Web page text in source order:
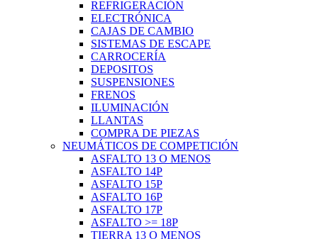
REFRIGERACIÓN
ELECTRÓNICA
CAJAS DE CAMBIO
SISTEMAS DE ESCAPE
CARROCERÍA
DEPOSITOS
SUSPENSIONES
FRENOS
ILUMINACIÓN
LLANTAS
COMPRA DE PIEZAS
NEUMÁTICOS DE COMPETICIÓN
ASFALTO 13 O MENOS
ASFALTO 14P
ASFALTO 15P
ASFALTO 16P
ASFALTO 17P
ASFALTO >= 18P
TIERRA 13 O MENOS